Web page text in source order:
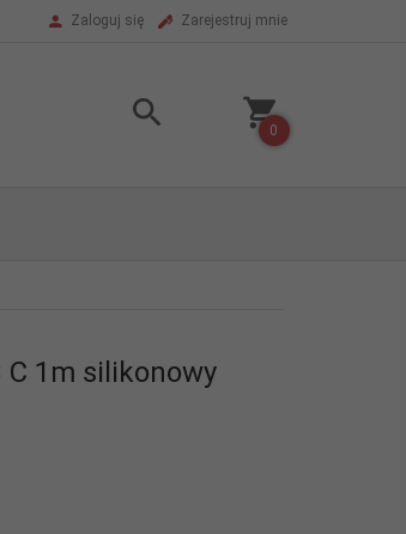
Zaloguj się Zarejestruj mnie
0
C 1m silikonowy